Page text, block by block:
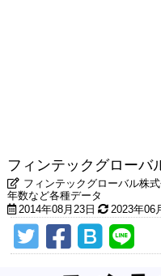
フィンテックグローバ
フィンテックグローバル株
年数など各種データ
2014年08月23日
2023年06